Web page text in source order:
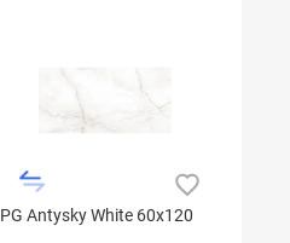
PG Antysky White 60x120